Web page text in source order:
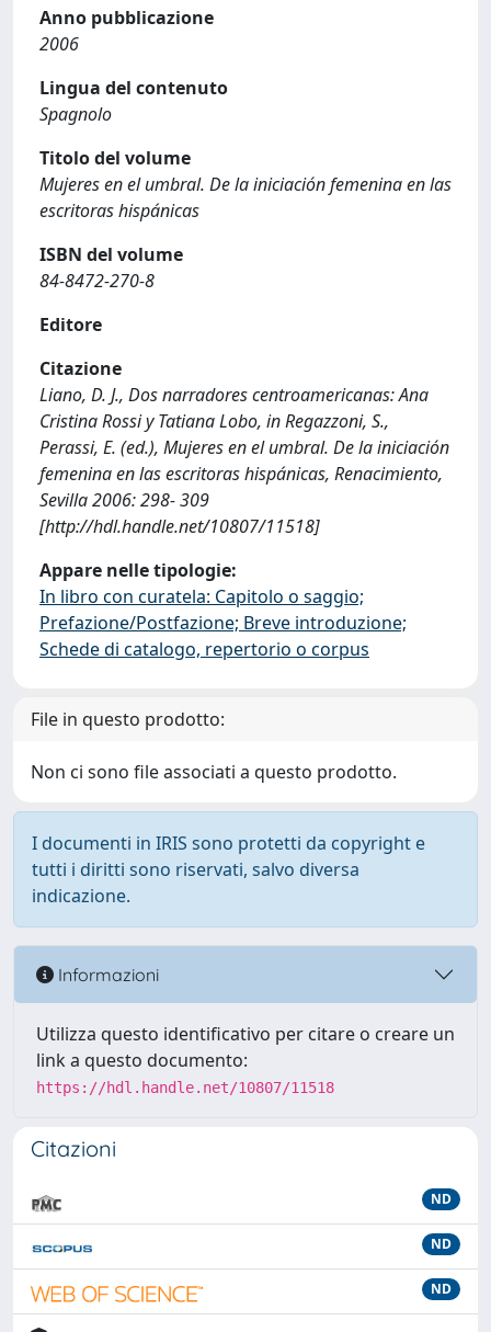
Anno pubblicazione
2006
Lingua del contenuto
Spagnolo
Titolo del volume
Mujeres en el umbral. De la iniciación femenina en las
escritoras hispánicas
ISBN del volume
84-8472-270-8
Editore
Citazione
Liano, D. J., Dos narradores centroamericanas: Ana
Cristina Rossi y Tatiana Lobo, in Regazzoni, S.,
Perassi, E. (ed.), Mujeres en el umbral. De la iniciación
femenina en las escritoras hispánicas, Renacimiento,
Sevilla 2006: 298- 309
[http://hdl.handle.net/10807/11518]
Appare nelle tipologie:
In libro con curatela: Capitolo o saggio;
Prefazione/Postfazione; Breve introduzione;
Schede di catalogo, repertorio o corpus
File in questo prodotto:
Non ci sono file associati a questo prodotto.
I documenti in IRIS sono protetti da copyright e
tutti i diritti sono riservati, salvo diversa
indicazione.
Informazioni
Utilizza questo identificativo per citare o creare un
link a questo documento:
https://hdl.handle.net/10807/11518
Citazioni
ND
ND
ND